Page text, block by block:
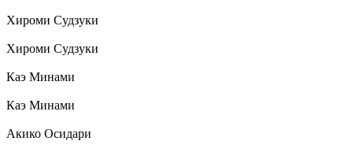
Хироми Судзуки
Хироми Судзуки
Каэ Минами
Каэ Минами
Акико Осидари